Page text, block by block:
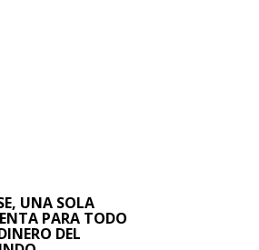
UNA SOLA
PARA TODO
DEL